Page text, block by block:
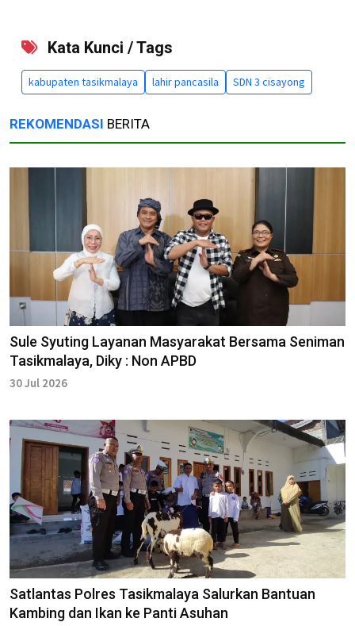
Kata Kunci / Tags
kabupaten tasikmalaya lahir pancasila SDN 3 cisayong
REKOMENDASI BERITA
Sule Syuting Layanan Masyarakat Bersama Seniman
Tasikmalaya, Diky : Non APBD
30 Jul 2026
Satlantas Polres Tasikmalaya Salurkan Bantuan
Kambing dan Ikan ke Panti Asuhan